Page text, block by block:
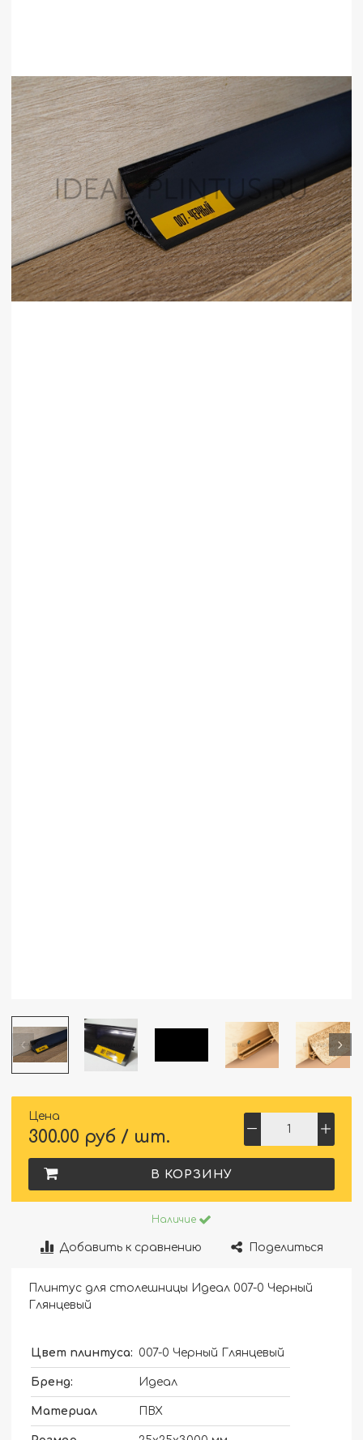
Цена
300.00 руб / шт.
В КОРЗИНУ
Наличие
Добавить к сравнению Поделиться
Плинтус для столешницы Идеал 007-0 Черный
Глянцевый
Цвет плинтуса: 007-0 Черный Глянцевый
Бренд: Идеал
Материал ПВХ